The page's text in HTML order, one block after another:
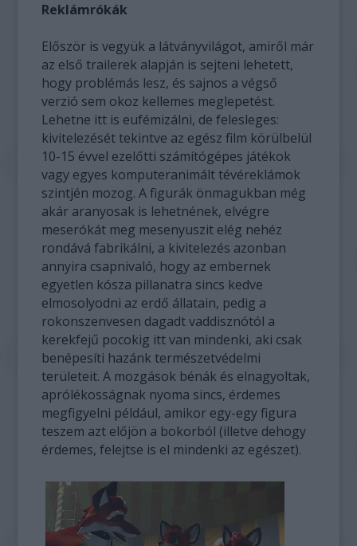
Reklámrókák
Először is vegyük a látványvilágot, amiről már
az első trailerek alapján is sejteni lehetett,
hogy problémás lesz, és sajnos a végső
verzió sem okoz kellemes meglepetést.
Lehetne itt is eufémizálni, de felesleges:
kivitelezését tekintve az egész film körülbelül
10-15 évvel ezelőtti számítógépes játékok
vagy egyes komputeranimált tévéreklámok
szintjén mozog. A figurák önmagukban még
akár aranyosak is lehetnének, elvégre
meserókát meg mesenyuszit elég nehéz
rondává fabrikálni, a kivitelezés azonban
annyira csapnivaló, hogy az embernek
egyetlen kósza pillanatra sincs kedve
elmosolyodni az erdő állatain, pedig a
rokonszenvesen dagadt vaddisznótól a
kerekfejű pocokig itt van mindenki, aki csak
benépesíti hazánk természetvédelmi
területeit. A mozgások bénák és elnagyoltak,
aprólékosságnak nyoma sincs, érdemes
megfigyelni például, amikor egy-egy figura
teszem azt előjön a bokorból (illetve dehogy
érdemes, felejtse is el mindenki az egészet).